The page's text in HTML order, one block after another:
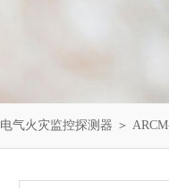
电气火灾监控探测器 ＞